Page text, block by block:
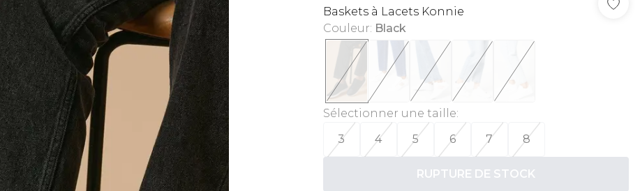
Baskets à Lacets Konnie
Couleur: Black
Sélectionner une taille:
3
4 5 6 7 8
RUPTURE DE STOCK